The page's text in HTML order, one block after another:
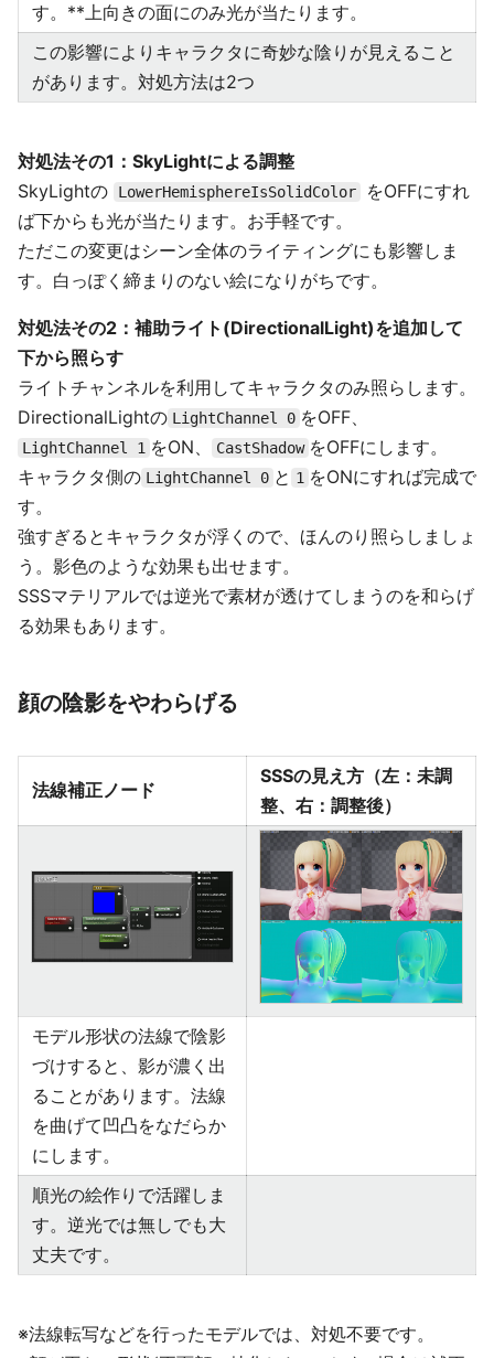
す。**上向きの面にのみ光が当たります。
この影響によりキャラクタに奇妙な陰りが見えること
があります。対処方法は2つ
対処法その1：SkyLightによる調整
SkyLightの
LowerHemisphereIsSolidColor
をOFFにすれ
ば下からも光が当たります。お手軽です。
ただこの変更はシーン全体のライティングにも影響しま
す。白っぽく締まりのない絵になりがちです。
対処法その2：補助ライト(DirectionalLight)を追加して
下から照らす
ライトチャンネルを利用してキャラクタのみ照らします。
DirectionalLightの LightChannel 0 をOFF、
LightChannel 1 をON、 CastShadow をOFFにします。
キャラクタ側の LightChannel 0 と 1 をONにすれば完成で
す。
強すぎるとキャラクタが浮くので、ほんのり照らしましょ
う。影色のような効果も出せます。
SSSマテリアルでは逆光で素材が透けてしまうのを和らげ
る効果もあります。
顔の陰影をやわらげる
法線補正ノード
SSSの見え方（左：未調
整、右：調整後）
モデル形状の法線で陰影
づけすると、影が濃く出
ることがあります。法線
を曲げて凹凸をなだらか
にします。
順光の絵作りで活躍しま
す。逆光では無しでも大
丈夫です。
※法線転写などを行ったモデルでは、対処不要です。